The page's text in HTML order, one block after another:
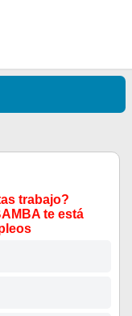
trabajo?
te está